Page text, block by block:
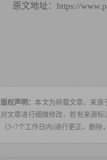
原文地址： https://
版权声明： 本文为转载文章，来源
对文章进行细微修改，若有来源标
（3~7个工作日内)进行更正、删除